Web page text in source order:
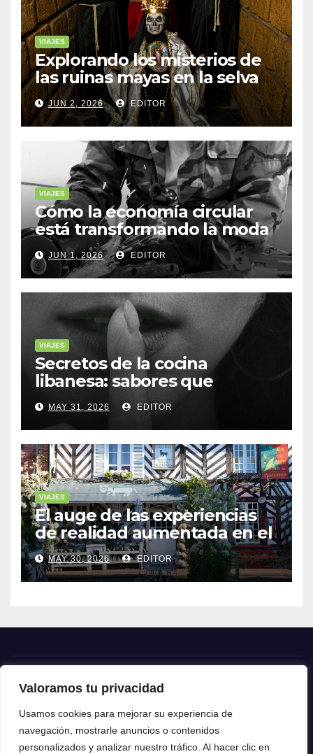
Valoramos tu privacidad
Usamos cookies para mejorar su experiencia de
navegación, mostrarle anuncios o contenidos
personalizados y analizar nuestro tráfico. Al hacer clic en
VIAJES
Explorando los misterios de
las ruinas mayas en la selva
de Yucatán
JUN 2, 2026 EDITOR
VIAJES
Cómo la economía circular
está transformando la moda
sostenible
JUN 1, 2026 EDITOR
VIAJES
Secretos de la cocina
libanesa: sabores que
cuentan historias
MAY 31, 2026 EDITOR
VIAJES
El auge de las experiencias
de realidad aumentada en el
turismo
MAY 30, 2026 EDITOR
Crónica24
Crónica 24